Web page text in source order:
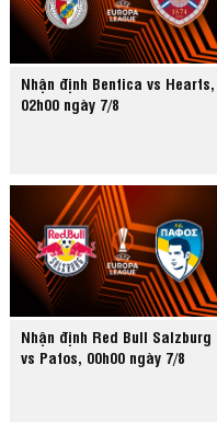
Nhận định Benfica vs Hearts,
02h00 ngày 7/8
Nhận định Red Bull Salzburg
vs Pafos, 00h00 ngày 7/8